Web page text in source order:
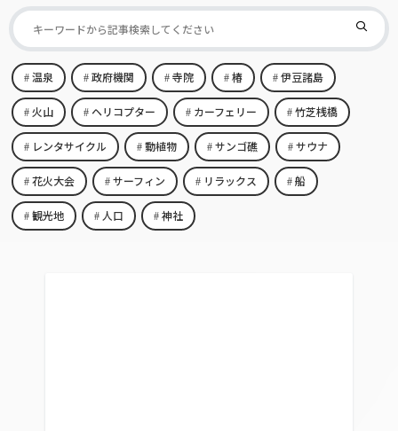
温泉 政府機関 寺院 椿 伊豆諸島
火山 ヘリコプター カーフェリー 竹芝桟橋
レンタサイクル 動植物 サンゴ礁 サウナ
花火大会 サーフィン リラックス 船
観光地 人口 神社